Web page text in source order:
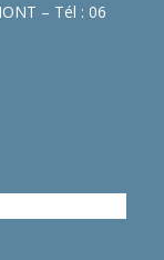
– Tél : 06